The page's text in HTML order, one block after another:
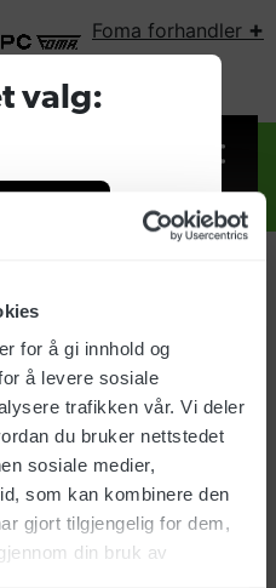
for å gi innhold og
å levere sosiale
trafikken vår. Vi deler
du bruker nettstedet
sosiale medier,
som kan kombinere den
gjort tilgjengelig for dem,
din bruk av
valg:
Foma forhandler +
inn